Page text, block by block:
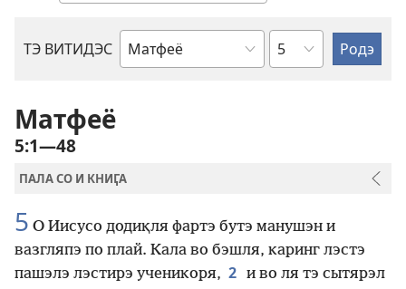
ТЭ ВИТИДЭС
по
по
главам
Матфеё
5:1—48
ПАЛА СО И КНИӶА
5 O Иисусо додиқля фартэ бутэ манушэн и
вазгляпэ по плай. Кала во бэшля, каринг лэстэ
пашэлэ лэстирэ ученикоря, 2 и во ля тэ сытярэл